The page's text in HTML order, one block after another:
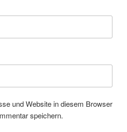
und Website in diesem Browser
speichern.